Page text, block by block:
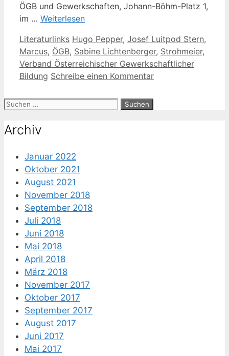
ÖGB und Gewerkschaften, Johann-Böhm-Platz 1,
im … Weiterlesen
Kategorien
Literaturlinks Schlagwörter
Hugo Pepper, Josef Luitpod Stern,
Marcus, ÖGB, Sabine Lichtenberger, Strohmeier,
Verband Österreichischer Gewerkschaftlicher
Bildung Schreibe einen Kommentar
Suche
Archiv
Januar 2022
Oktober 2021
August 2021
November 2018
September 2018
Juli 2018
Juni 2018
Mai 2018
April 2018
März 2018
November 2017
Oktober 2017
September 2017
August 2017
Juni 2017
Mai 2017